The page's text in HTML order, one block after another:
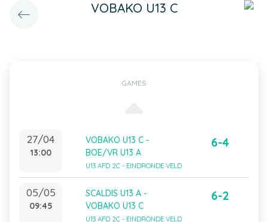
VOBAKO U13 C
GAMES
27/04
13:00
VOBAKO U13 C -
BOE/VR U13 A
U13 AFD 2C - EINDRONDE VELD
6-4
05/05
09:45
SCALDIS U13 A -
VOBAKO U13 C
U13 AFD 2C - EINDRONDE VELD
6-2